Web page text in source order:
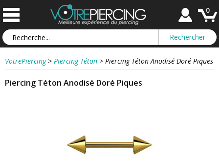
0
VotrePiercing > Piercing Téton > Piercing Téton Anodisé Doré Piques
Piercing Téton Anodisé Doré Piques